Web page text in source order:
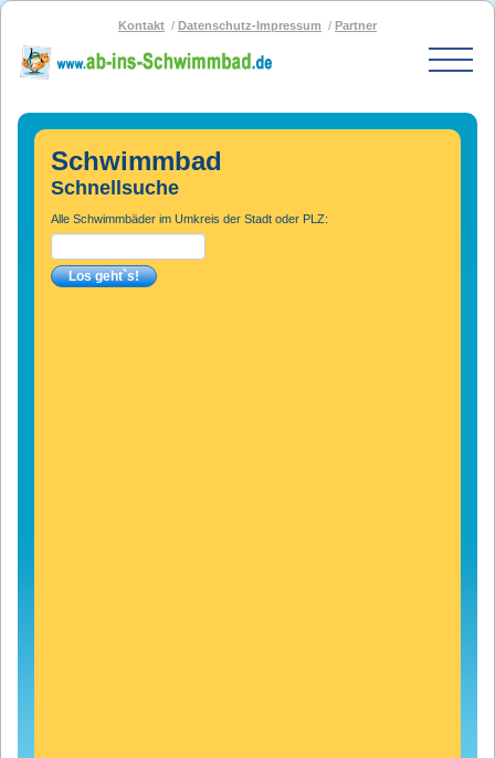
Kontakt Datenschutz-Impressum Partner
Start
Schwimmbad-Karte
Bäder nach PLZ
Bäder nach Stadt
SOS-Schwimmbad
Blog
Schwimmbad
Schnellsuche
Alle Schwimmbäder im Umkreis der Stadt oder PLZ: